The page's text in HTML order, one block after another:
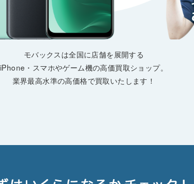
モバックスは全国に店舗を展開する
iPhone・スマホやゲーム機の高価買取ショップ。
業界最高水準の高価格で買取いたします！